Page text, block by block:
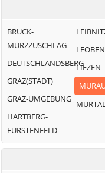
BRUCK-
MÜRZZUSCHLAG
DEUTSCHLANDSBERG
GRAZ(STADT)
GRAZ-UMGEBUNG
HARTBERG-
FÜRSTENFELD
LEOBEN
LIEZEN